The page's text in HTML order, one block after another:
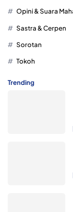
Opini & Suara
Sastra & Cerpen
Sorotan
Tokoh
Trending